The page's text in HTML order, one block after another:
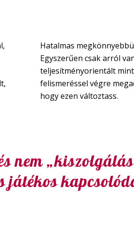
Hatalmas
Egyszerűen csak arról
teljesítményorientált
felismeréssel végre
hogy ezen változtass.
nem
játékos